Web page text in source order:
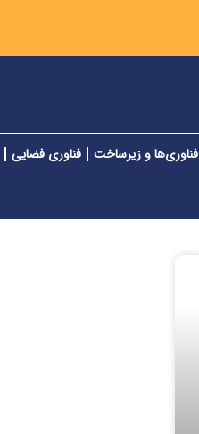
فناوری‌ها و زیرساخت فناوری فضایی